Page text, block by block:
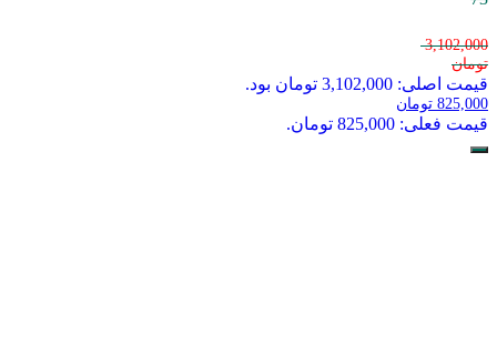
3,102,000
تومان
قیمت اصلی: 3,102,000 تومان بود.
825,000 تومان
قیمت فعلی: 825,000 تومان.